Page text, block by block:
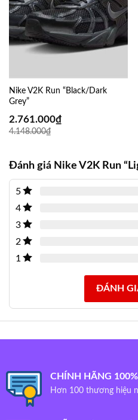
Nike V2K Run “Black/Dark
Grey”
4.148.000₫
2.761.000₫
Đánh giá Nike V2K Run
5
4
3
2
1
ĐÁNH
CHÍNH HÃNG 100%
Hơn 100 thương hiệu